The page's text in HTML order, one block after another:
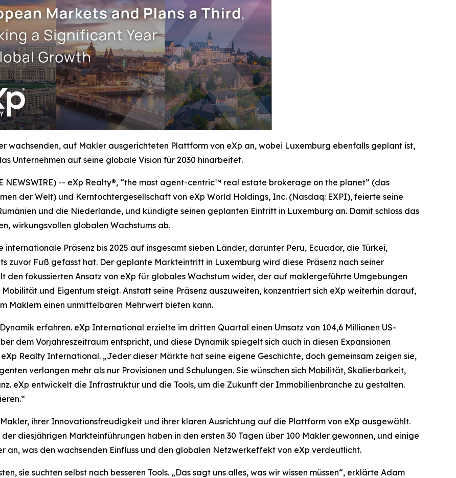
wachsenden, auf Makler ausgerichteten Plattform von eXp an, wobei Luxemburg ebenfalls geplant ist,
Unternehmen auf seine globale Vision für 2030 hinarbeitet.
NEWSWIRE) -- eXp Realty®, “the most agent-centric™ real estate brokerage on the planet” (das
der Welt) und Kerntochtergesellschaft von eXp World Holdings, Inc. (Nasdaq: EXPI), feierte seine
und die Niederlande, und kündigte seinen geplanten Eintritt in Luxemburg an. Damit schloss das
wirkungsvollen globalen Wachstums ab.
Präsenz bis 2025 auf insgesamt sieben Länder, darunter Peru, Ecuador, die Türkei,
zuvor Fuß gefasst hat. Der geplante Markteintritt in Luxemburg wird diese Präsenz nach seiner
den fokussierten Ansatz von eXp für globales Wachstum wider, der auf maklergeführte Umgebungen
und Eigentum steigt. Anstatt seine Präsenz auszuweiten, konzentriert sich eXp weiterhin darauf,
Maklern einen unmittelbaren Mehrwert bieten kann.
erfahren. eXp International erzielte im dritten Quartal einen Umsatz von 104,6 Millionen US-
dem Vorjahreszeitraum entspricht, und diese Dynamik spiegelt sich auch in diesen Expansionen
Realty International. „Jeder dieser Märkte hat seine eigene Geschichte, doch gemeinsam zeigen sie,
verlangen mehr als nur Provisionen und Schulungen. Sie wünschen sich Mobilität, Skalierbarkeit,
eXp entwickelt die Infrastruktur und die Tools, um die Zukunft der Immobilienbranche zu gestalten.
ihrer Innovationsfreudigkeit und ihrer klaren Ausrichtung auf die Plattform von eXp ausgewählt.
diesjährigen Markteinführungen haben in den ersten 30 Tagen über 100 Makler gewonnen, und einige
an, was den wachsenden Einfluss und den globalen Netzwerkeffekt von eXp verdeutlicht.
sie suchten selbst nach besseren Tools. „Das sagt uns alles, was wir wissen müssen“, erklärte Adam